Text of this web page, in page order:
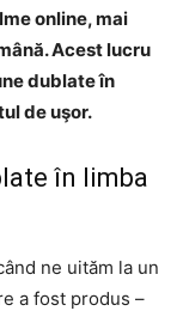
online, mai
Acest lucru
dublate în
de uşor.
în limba
ne uităm la un
a fost produs –